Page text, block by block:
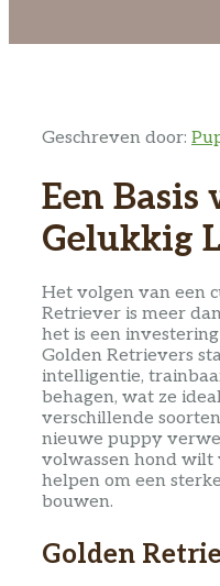
Geschreven door:
Een Basis
Gelukkig
Het volgen van een
Retriever is meer
het is een
Golden Retrievers
intelligentie,
behagen, wat ze
verschillende
nieuwe puppy
volwassen hond wilt
helpen om een
bouwen.
Golden